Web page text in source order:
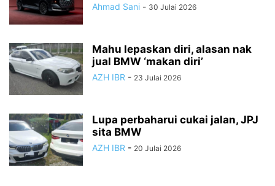
Ahmad Sani - 30 Julai 2026
Mahu lepaskan diri, alasan nak
jual BMW ‘makan diri’
AZH IBR - 23 Julai 2026
Lupa perbaharui cukai jalan, JPJ
sita BMW
AZH IBR - 20 Julai 2026